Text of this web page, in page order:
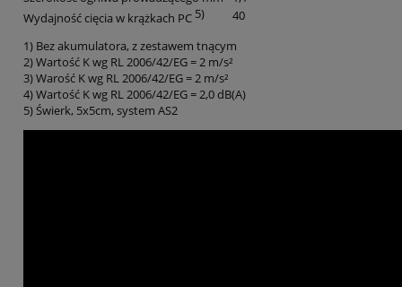
Wydajność cięcia w krążkach PC 5)
40
1) Bez akumulatora, z zestawem tnącym
2) Wartość K wg RL 2006/42/EG = 2 m/s²
3) Warość K wg RL 2006/42/EG = 2 m/s²
4) Wartość K wg RL 2006/42/EG = 2,0 dB(A)
5) Świerk, 5x5cm, system AS2